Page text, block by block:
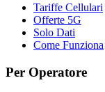
Tariffe Cellulari
Offerte 5G
Solo Dati
Come Funziona
Per Operatore